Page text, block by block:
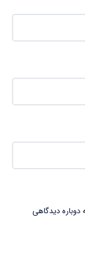
دیدگاهی